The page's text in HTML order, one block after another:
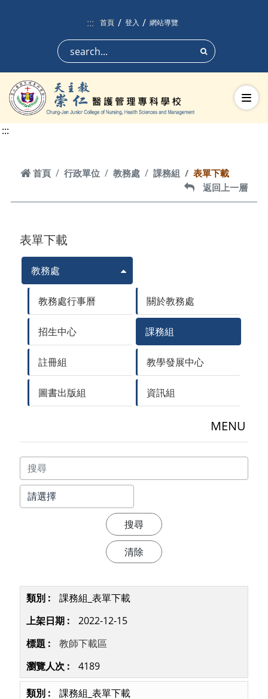
:::
首頁 登入 網站導覽
搜尋
切換
:::
首頁
首頁 行政單位 教務處 課務組 表單下載
返回上一層
返回上一層
表單下載
教務處
教務處行事曆 關於教務處
招生中心 課務組
註冊組 教學發展中心
圖書出版組 資訊組
MENU
課務組_表單下載
2022-12-15
教師下載區
4189
課務組_表單下載